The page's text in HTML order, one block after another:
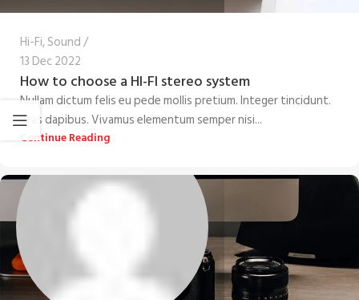
Hi-Fi,Sound
13 Dec 2022
How to choose a HI-FI stereo system
Nullam dictum felis eu pede mollis pretium. Integer tincidunt.
Cras dapibus. Vivamus elementum semper nisi...
Continue Reading